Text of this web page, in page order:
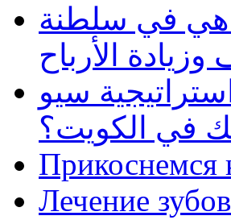
في سلطنة
الأرباح
سيو
في الكويت؟
Прикоснемся
Лечение